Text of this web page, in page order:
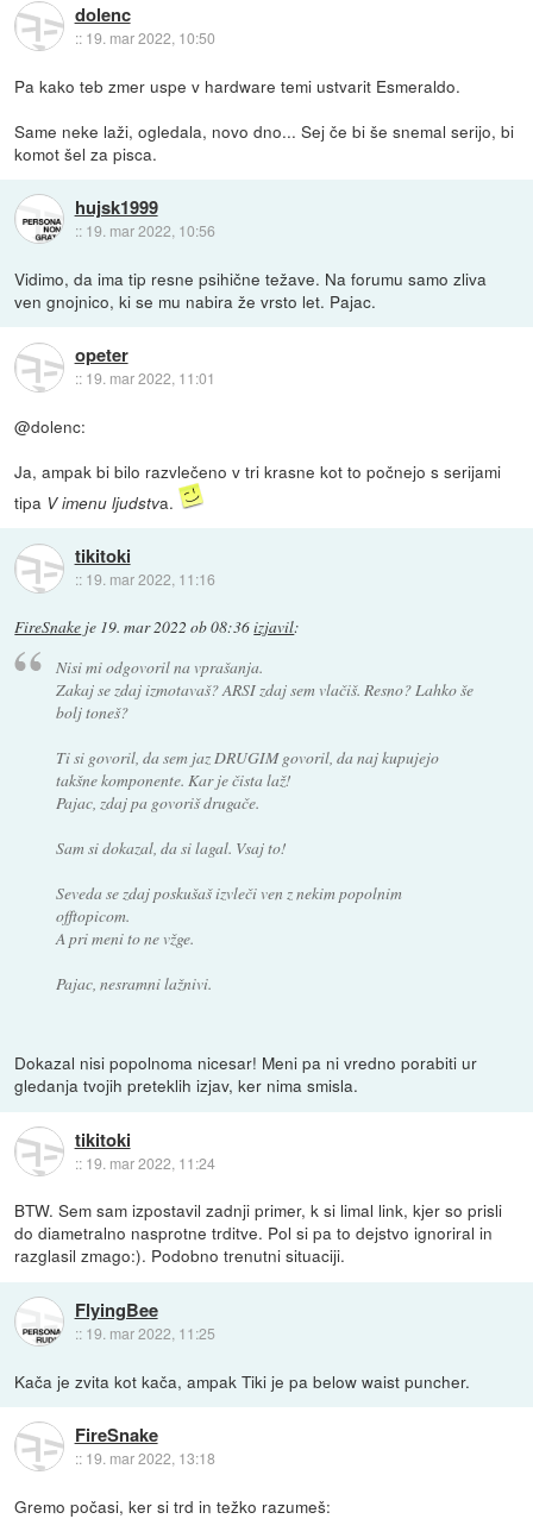
dolenc
:: 19. mar 2022, 10:50
Pa kako teb zmer uspe v hardware temi ustvarit Esmeraldo.
Same neke laži, ogledala, novo dno... Sej če bi še snemal serijo, bi
komot šel za pisca.
hujsk1999
:: 19. mar 2022, 10:56
Vidimo, da ima tip resne psihične težave. Na forumu samo zliva
ven gnojnico, ki se mu nabira že vrsto let. Pajac.
opeter
:: 19. mar 2022, 11:01
@dolenc:
Ja, ampak bi bilo razvlečeno v tri krasne kot to počnejo s serijami
tipa V imenu ljudstva.
tikitoki
:: 19. mar 2022, 11:16
FireSnake je 19. mar 2022 ob 08:36izjavil:
Nisi mi odgovoril na vprašanja.
Zakaj se zdaj izmotavaš? ARSI zdaj sem vlačiš. Resno? Lahko še
bolj toneš?
Ti si govoril, da sem jaz DRUGIM govoril, da naj kupujejo
takšne komponente. Kar je čista laž!
Pajac, zdaj pa govoriš drugače.
Sam si dokazal, da si lagal. Vsaj to!
Seveda se zdaj poskušaš izvleči ven z nekim popolnim
offtopicom.
A pri meni to ne vžge.
Pajac, nesramni lažnivi.
Dokazal nisi popolnoma nicesar! Meni pa ni vredno porabiti ur
gledanja tvojih preteklih izjav, ker nima smisla.
tikitoki
:: 19. mar 2022, 11:24
BTW. Sem sam izpostavil zadnji primer, k si limal link, kjer so prisli
do diametralno nasprotne trditve. Pol si pa to dejstvo ignoriral in
razglasil zmago:). Podobno trenutni situaciji.
FlyingBee
:: 19. mar 2022, 11:25
Kača je zvita kot kača, ampak Tiki je pa below waist puncher.
FireSnake
:: 19. mar 2022, 13:18
Gremo počasi, ker si trd in težko razumeš: